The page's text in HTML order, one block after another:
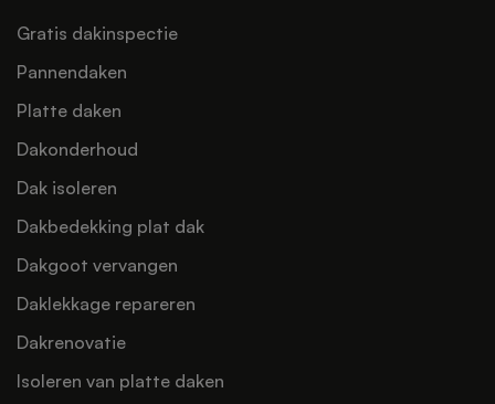
Gratis dakinspectie
Pannendaken
Platte daken
Dakonderhoud
Dak isoleren
Dakbedekking plat dak
Dakgoot vervangen
Daklekkage repareren
Dakrenovatie
Isoleren van platte daken